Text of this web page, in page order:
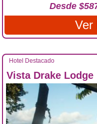
Desde
Ver
Hotel Destacado
Vista Drake Lodge